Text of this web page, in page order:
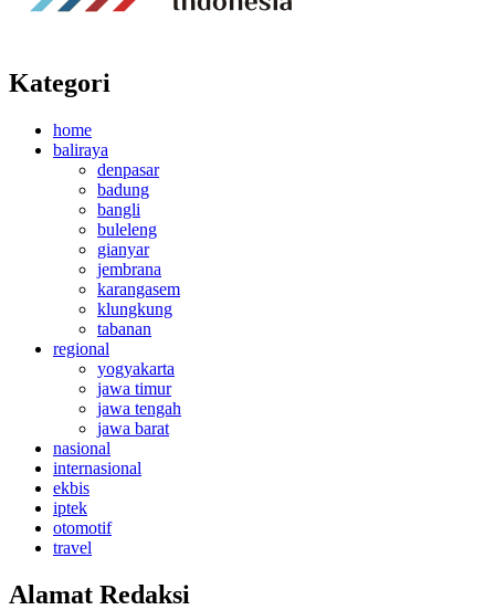
Kategori
home
baliraya
denpasar
badung
bangli
buleleng
gianyar
jembrana
karangasem
klungkung
tabanan
regional
yogyakarta
jawa timur
jawa tengah
jawa barat
nasional
internasional
ekbis
iptek
otomotif
travel
Alamat Redaksi